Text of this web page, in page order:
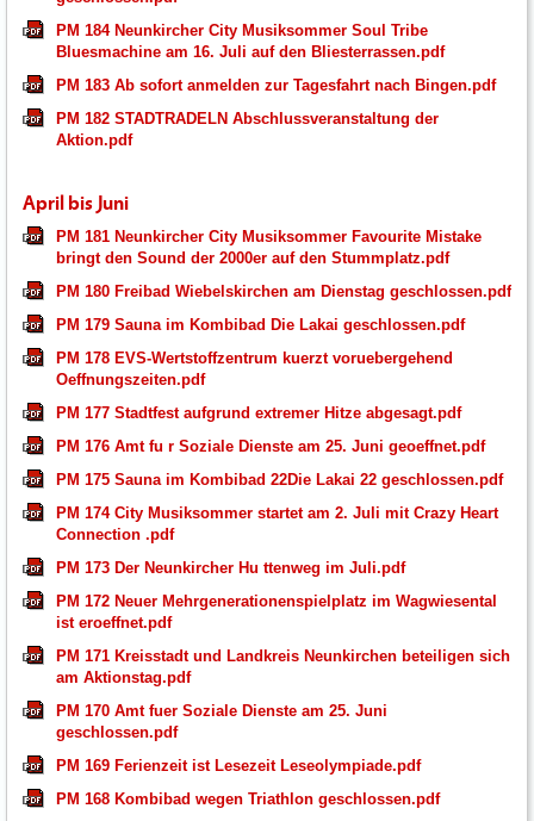
PM 184 Neunkircher City Musiksommer Soul Tribe
Bluesmachine am 16. Juli auf den Bliesterrassen.pdf
PM 183 Ab sofort anmelden zur Tagesfahrt nach Bingen.pdf
PM 182 STADTRADELN Abschlussveranstaltung der
Aktion.pdf
April bis Juni
PM 181 Neunkircher City Musiksommer Favourite Mistake
bringt den Sound der 2000er auf den Stummplatz.pdf
PM 180 Freibad Wiebelskirchen am Dienstag geschlossen.pdf
PM 179 Sauna im Kombibad Die Lakai geschlossen.pdf
PM 178 EVS-Wertstoffzentrum kuerzt voruebergehend
Oeffnungszeiten.pdf
PM 177 Stadtfest aufgrund extremer Hitze abgesagt.pdf
PM 176 Amt fu r Soziale Dienste am 25. Juni geoeffnet.pdf
PM 175 Sauna im Kombibad 22Die Lakai 22 geschlossen.pdf
PM 174 City Musiksommer startet am 2. Juli mit Crazy Heart
Connection .pdf
PM 173 Der Neunkircher Hu ttenweg im Juli.pdf
PM 172 Neuer Mehrgenerationenspielplatz im Wagwiesental
ist eroeffnet.pdf
PM 171 Kreisstadt und Landkreis Neunkirchen beteiligen sich
am Aktionstag.pdf
PM 170 Amt fuer Soziale Dienste am 25. Juni
geschlossen.pdf
PM 169 Ferienzeit ist Lesezeit Leseolympiade.pdf
PM 168 Kombibad wegen Triathlon geschlossen.pdf